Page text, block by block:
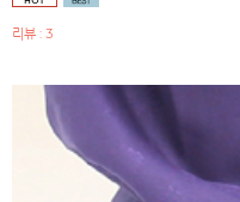
리뷰 : 3